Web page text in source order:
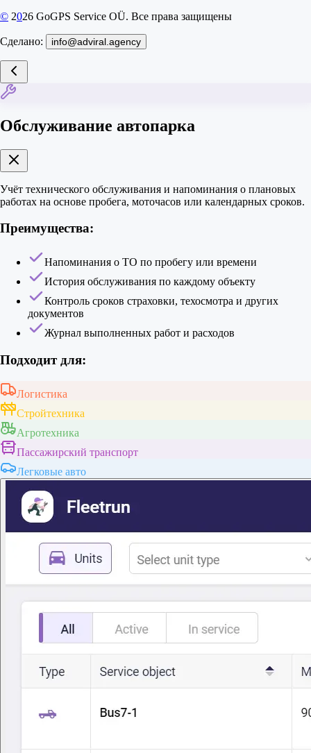
© 2026 GoGPS Service OÜ. Все права защищены
Сделано: info@adviral.agency
Обслуживание автопарка
Учёт технического обслуживания и напоминания о плановых
работах на основе пробега, моточасов или календарных сроков.
Преимущества:
Напоминания о ТО по пробегу или времени
История обслуживания по каждому объекту
Контроль сроков страховки, техосмотра и других
документов
Журнал выполненных работ и расходов
Подходит для:
Логистика
Стройтехника
Агротехника
Пассажирский транспорт
Легковые авто